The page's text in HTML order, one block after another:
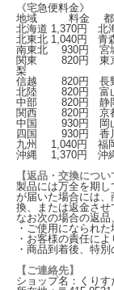
《宅急便料金》
地域 料金 都
北海道 1,370円 北
北東北 1,040円 青
南東北 930円 宮
関東 820円 東
梨
信越 820円 長
北陸 820円 富
中部 820円 静
関西 820円 京
中国 930円 岡
四国 930円 香
九州 1,040円 福
沖縄 1,370円 沖
【返品・交換につい
製品には万全を期
が届いた場合には
換、または返金させ
なお次の場合の返品
・ご使用になられた
・お客様の責任に
・商品到着後、特
【ご連絡先】
ショップ名：くりす